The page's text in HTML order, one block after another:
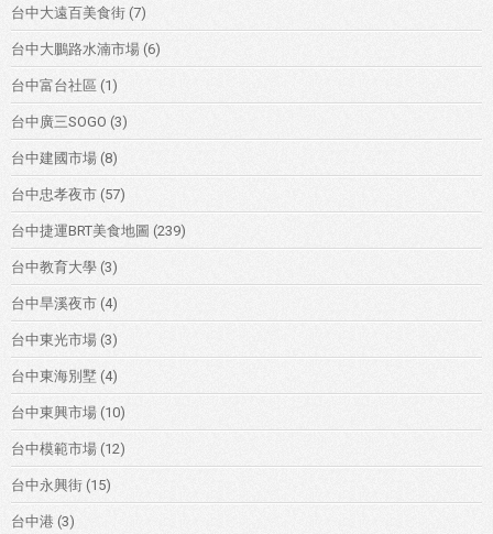
台中大遠百美食街 (7)
台中大鵬路水湳市場 (6)
台中富台社區 (1)
台中廣三SOGO (3)
台中建國市場 (8)
台中忠孝夜市 (57)
台中捷運BRT美食地圖 (239)
台中教育大學 (3)
台中旱溪夜市 (4)
台中東光市場 (3)
台中東海別墅 (4)
台中東興市場 (10)
台中模範市場 (12)
台中永興街 (15)
台中港 (3)